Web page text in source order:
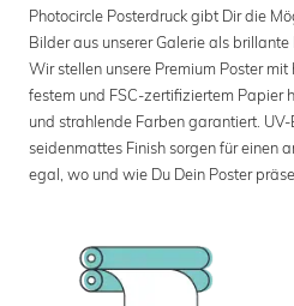
Photocircle Posterdruck gibt Dir die
Bilder aus unserer Galerie als
Wir stellen unsere Premium Poster
festem und FSC-zertifiziertem Papier
und strahlende Farben garantiert.
seidenmattes Finish sorgen für einen
egal, wo und wie Du Dein Poster